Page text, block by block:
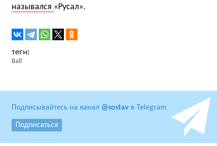
назывался «Русал».
Ball
Подписывайтесь на канал @sostav в Telegram
Подписаться